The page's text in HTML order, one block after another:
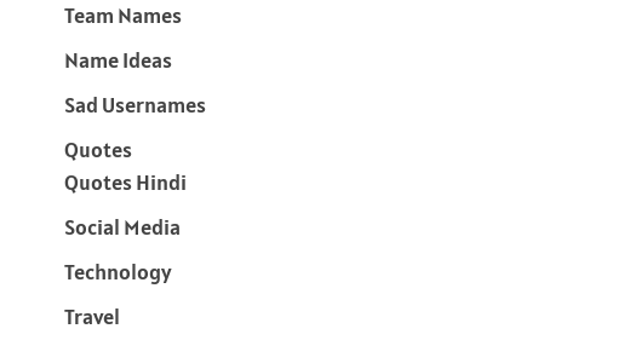
Team Names
Name Ideas
Sad Usernames
Quotes
Quotes Hindi
Social Media
Technology
Travel